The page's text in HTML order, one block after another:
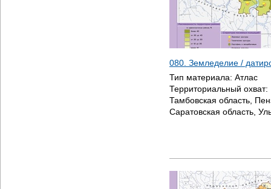
080. Земледелие /
Тип материала: Атлас
Территориальный охват:
Тамбовская область,
Саратовская область,